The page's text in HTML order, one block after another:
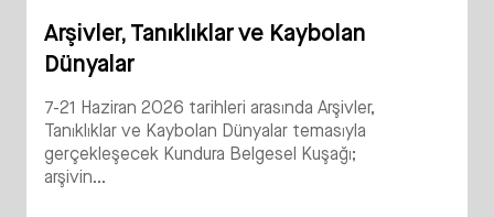
Arşivler, Tanıklıklar ve Kaybolan
Dünyalar
7-21 Haziran 2026 tarihleri arasında Arşivler,
Tanıklıklar ve Kaybolan Dünyalar temasıyla
gerçekleşecek Kundura Belgesel Kuşağı;
arşivin...